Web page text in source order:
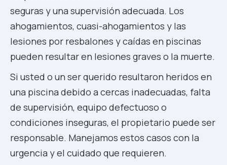
seguras y una supervisión adecuada. Los
ahogamientos, cuasi-ahogamientos y las
lesiones por resbalones y caídas en piscinas
pueden resultar en lesiones graves o la muerte.
Si usted o un ser querido resultaron heridos en
una piscina debido a cercas inadecuadas, falta
de supervisión, equipo defectuoso o
condiciones inseguras, el propietario puede ser
responsable. Manejamos estos casos con la
urgencia y el cuidado que requieren.